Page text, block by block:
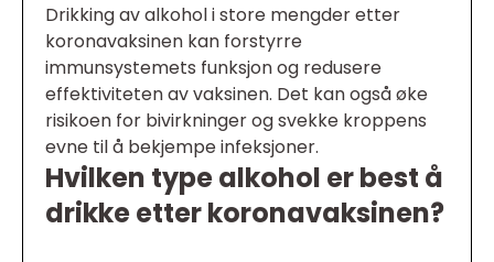
Drikking av alkohol i store mengder etter
koronavaksinen kan forstyrre
immunsystemets funksjon og redusere
effektiviteten av vaksinen. Det kan også øke
risikoen for bivirkninger og svekke kroppens
evne til å bekjempe infeksjoner.
Hvilken type alkohol er best å
drikke etter koronavaksinen?